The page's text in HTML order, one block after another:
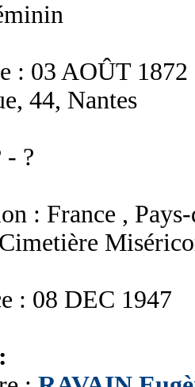
: 03 AOÛT
44, Nantes
- ?
: France ,
: 08 DEC 1947